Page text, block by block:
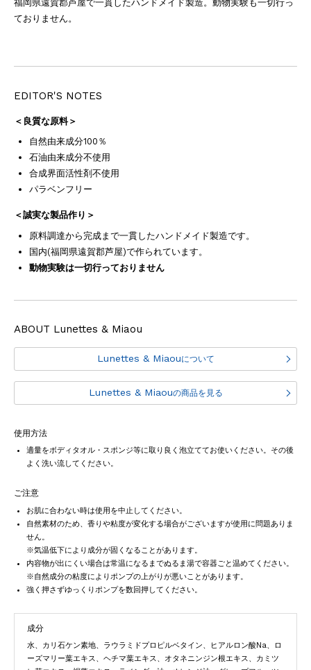
福岡県遠賀郡芦屋で一貫したハンドメイド製造。動物実験も一切行っ
ておりません。
EDITOR'S NOTES
＜良質な原料＞
自然由来成分100％
石油由来成分不使用
合成界面活性剤不使用
パラベンフリー
＜誠実な製品作り＞
原料調達から完成まで一貫したハンドメイド製造です。
国内(福岡県遠賀郡芦屋)で作られています。
動物実験は一切行っておりません
ABOUT Lunettes & Miaou
Lunettes & Miaouについて
Lunettes & Miaouの商品を見る
使用方法
適量をボディタオル・スポンジ等に取り良く泡立ててお使いください。その後
よく洗い流してください。
ご注意
お肌に合わない時は使用を中止してください。
自然素材のため、香りや粘度が変化する場合がございますが使用に問題ありま
せん。
※気温低下により成分が固くなることがあります。
内容物が出にくい場合は常温になるまでぬるま湯で容器ごと温めてください。
※自然成分の粘度によりポンプの上がりが悪いことがあります。
強く押さずゆっくりポンプを数回押してください。
成分
水、カリ石ケン素地、ラウラミドプロピルベタイン、ヒアルロン酸Na、ロ
ーズマリー葉エキス、ヘチマ葉エキス、オタネニンジン根エキス、カミツ